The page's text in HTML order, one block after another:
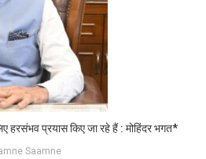
हरसंभव प्रयास किए जा रहे हैं : मोहिंदर भगत*
Saamne